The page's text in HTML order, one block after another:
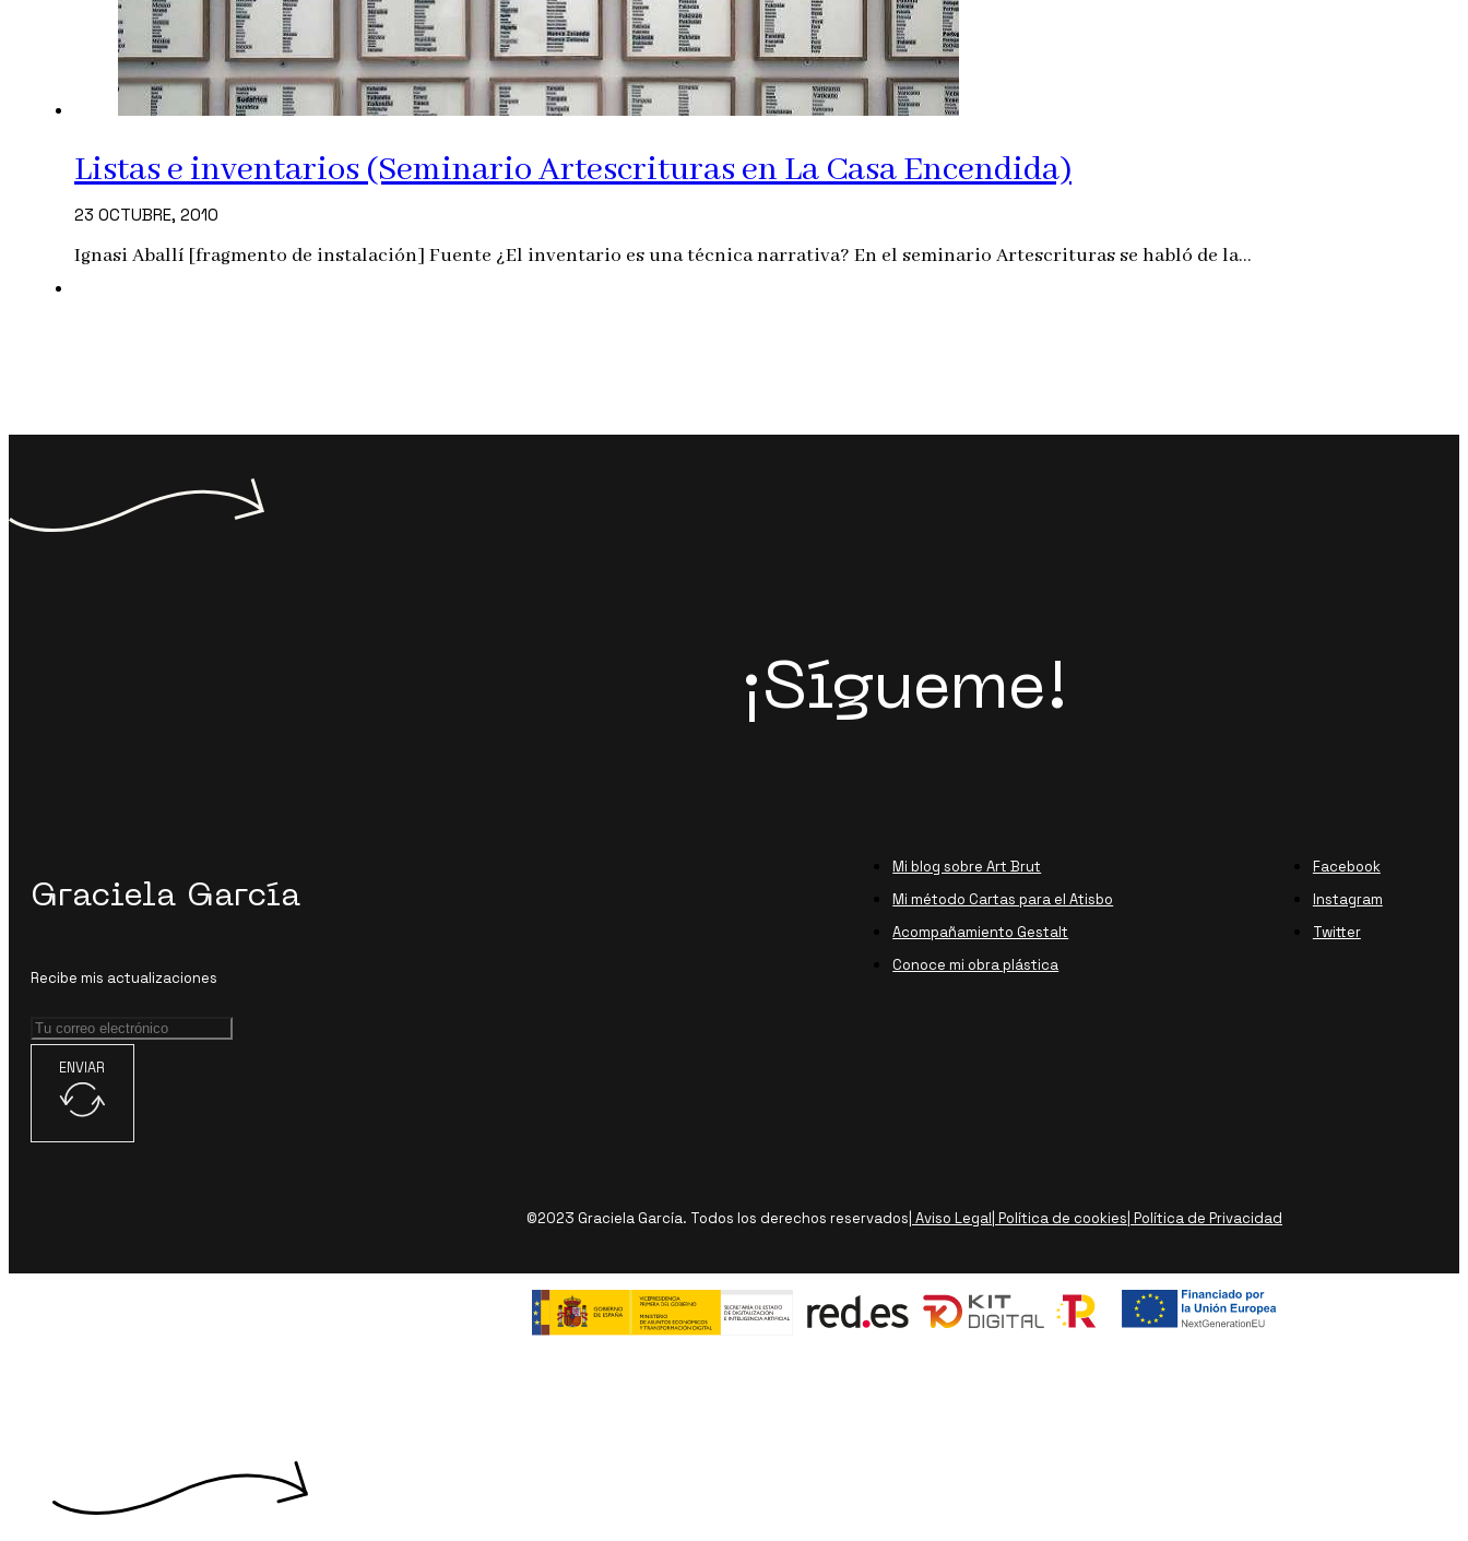
Listas e inventarios (Seminario Artescrituras en La Casa Encendida)
23 OCTUBRE, 2010
Ignasi Aballí [fragmento de instalación] Fuente ¿El inventario es una técnica narrativa? En el seminario Artescrituras se habló de la…
¡Sígueme!
Graciela García
Recibe mis actualizaciones
ENVIAR
Mi blog sobre Art Brut
Mi método Cartas para el Atisbo
Acompañamiento Gestalt
Conoce mi obra plástica
Facebook
Instagram
Twitter
©2023 Graciela García. Todos los derechos reservados | Aviso Legal | Política de cookies | Política de Privacidad